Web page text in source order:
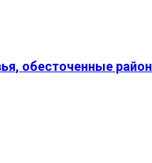
обесточенные